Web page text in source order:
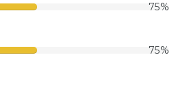
75%
75%